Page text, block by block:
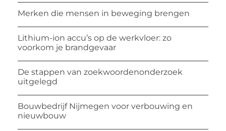
Merken die mensen in beweging brengen
Lithium-ion accu’s op de werkvloer: zo
voorkom je brandgevaar
De stappen van zoekwoordenonderzoek
uitgelegd
Bouwbedrijf Nijmegen voor verbouwing en
nieuwbouw